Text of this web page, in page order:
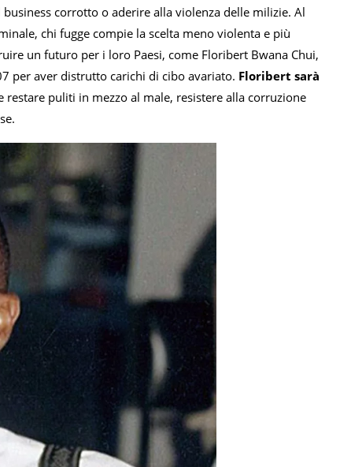
corrotto o aderire alla violenza delle milizie. Al
chi fugge compie la scelta meno violenta e più
un futuro per i loro Paesi, come Floribert Bwana Chui,
per aver distrutto carichi di cibo avariato. Floribert sarà
puliti in mezzo al male, resistere alla corruzione